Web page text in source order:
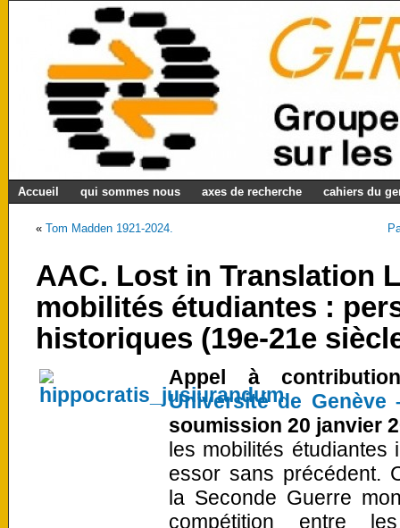
Accueil qui sommes nous axes de recherche cahiers du
« Tom Madden 1921-2024.
AAC. Lost in Translation
mobilités étudiantes :
historiques (19e-21e
Appel à
Université de Genève
soumission 20 janvier
les mobilités étudiantes
essor sans précédent.
la Seconde Guerre
compétition entre